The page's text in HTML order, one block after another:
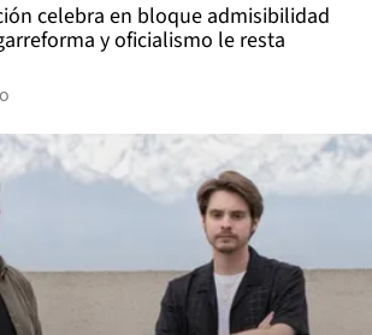
celebra en bloque admisibilidad
y oficialismo le resta